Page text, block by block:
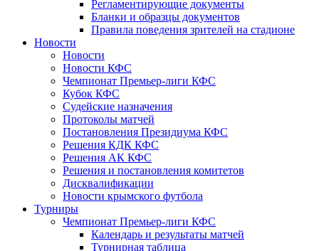
Регламентирующие документы
Бланки и образцы документов
Правила поведения зрителей на стадионе
Новости
Новости
Новости КФС
Чемпионат Премьер-лиги КФС
Кубок КФС
Судейские назначения
Протоколы матчей
Постановления Президиума КФС
Решения КДК КФС
Решения АК КФС
Решения и постановления комитетов
Дисквалификации
Новости крымского футбола
Турниры
Чемпионат Премьер-лиги КФС
Календарь и результаты матчей
Турнирная таблица